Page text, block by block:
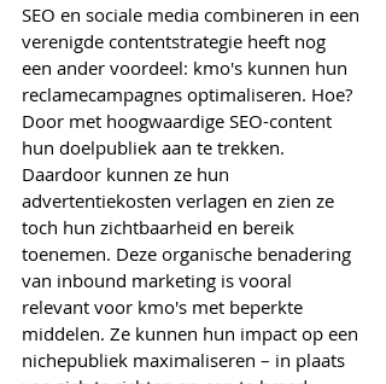
SEO en sociale media combineren in een
verenigde contentstrategie heeft nog
een ander voordeel: kmo's kunnen hun
reclamecampagnes optimaliseren. Hoe?
Door met hoogwaardige SEO-content
hun doelpubliek aan te trekken.
Daardoor kunnen ze hun
advertentiekosten verlagen en zien ze
toch hun zichtbaarheid en bereik
toenemen. Deze organische benadering
van inbound marketing is vooral
relevant voor kmo's met beperkte
middelen. Ze kunnen hun impact op een
nichepubliek maximaliseren – in plaats